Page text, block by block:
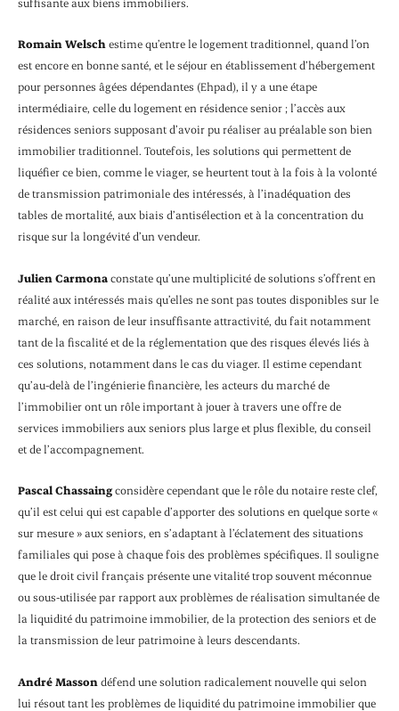
Romain Welschestime qu’entre le logement traditionnel, quand l’on
est encore en bonne santé, et le séjour en établissement d’hébergement
pour personnes âgées dépendantes (Ehpad), il y a une étape
intermédiaire, celle du logement en résidence senior ; l’accès aux
résidences seniors supposant d’avoir pu réaliser au préalable son bien
immobilier traditionnel. Toutefois, les solutions qui permettent de
liquéfier ce bien, comme le viager, se heurtent tout à la fois à la volonté
de transmission patrimoniale des intéressés, à l’inadéquation des
tables de mortalité, aux biais d’antisélection et à la concentration du
risque sur la longévité d’un vendeur.
Julien Carmonaconstate qu’une multiplicité de solutions s’offrent en
réalité aux intéressés mais qu’elles ne sont pas toutes disponibles sur le
marché, en raison de leur insuffisante attractivité, du fait notamment
tant de la fiscalité et de la réglementation que des risques élevés liés à
ces solutions, notamment dans le cas du viager. Il estime cependant
qu’au-delà de l’ingénierie financière, les acteurs du marché de
l’immobilier ont un rôle important à jouer à travers une offre de
services immobiliers aux seniors plus large et plus flexible, du conseil
et de l’accompagnement.
Pascal Chassaingconsidère cependant que le rôle du notaire reste clef,
qu’il est celui qui est capable d’apporter des solutions en quelque sorte «
sur mesure » aux seniors, en s’adaptant à l’éclatement des situations
familiales qui pose à chaque fois des problèmes spécifiques. Il souligne
que le droit civil français présente une vitalité trop souvent méconnue
ou sous-utilisée par rapport aux problèmes de réalisation simultanée de
la liquidité du patrimoine immobilier, de la protection des seniors et de
la transmission de leur patrimoine à leurs descendants.
André Masson défend une solution radicalement nouvelle qui selon
lui résout tant les problèmes de liquidité du patrimoine immobilier que